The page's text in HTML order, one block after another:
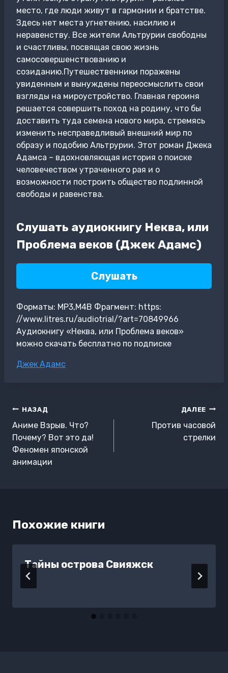
место, где люди живут в гармонии и братстве.
Здесь нет места угнетению, насилию и
неравенству. Все жители Альтрурии свободны
и счастливы, посвящая свою жизнь
самосовершенствованию и
созиданию.Путешественники поражены
увиденным и вынуждены переосмыслить свои
взгляды на мироустройство. Главная героиня
решается совершить поход на родину, что бы
доставить туда семена нового мира, стремясь
изменить несправедливый внешний мир по
образу и подобию Альтрурии. Этот роман Джека
Адамса – вдохновляющая история о поиске
человечеством утраченного рая и о
возможности построить общество подлинной
свободы и равенства.
Слушать аудиокнигу Неква, или
Проблема веков (Джек Адамс)
Слушать
Форматы: MP3,M4B Фрагмент: https:
//www.litres.ru/audiotrial/?art=70849966
Аудиокнигу «Неква, или Проблема веков»
можно скачать бесплатно по подписке
Метки
Джек Адамс
Навигация
по
записям
НАЗАД
Аниме Взрыв. Что?
Почему? Вот это да!
Феномен японской
анимации
ДАЛЕЕ
Против часовой
стрелки
Похожие книги
Тайны острова Свияжск